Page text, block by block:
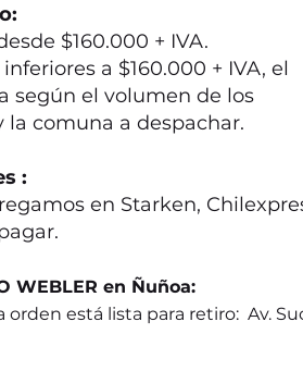
$160.000 + IVA.
a $160.000 + IVA, el
según el volumen de los
comuna a despachar.
:
en Starken,
WEBLER en Ñuñoa:
está lista para retiro: Av.